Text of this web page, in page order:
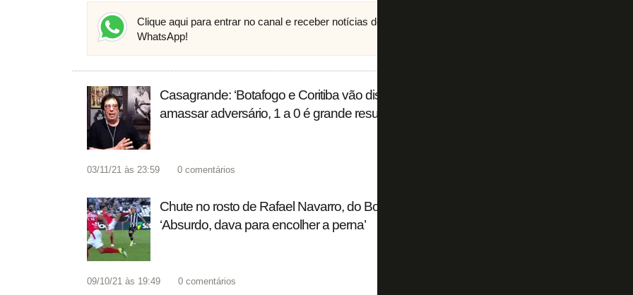
Clique aqui para entrar no canal e receber notícias do Botafogo no
WhatsApp!
Casagrande: ‘Botafogo e Coritiba vão disputar o título. Não importa mais
amassar adversário, 1 a 0 é grande resultado’
03/11/21 às 23:59 0 comentários
Chute no rosto de Rafael Navarro, do Botafogo, deixa Casagrande revoltado:
‘Absurdo, dava para encolher a perna’
09/10/21 às 19:49 0 comentários